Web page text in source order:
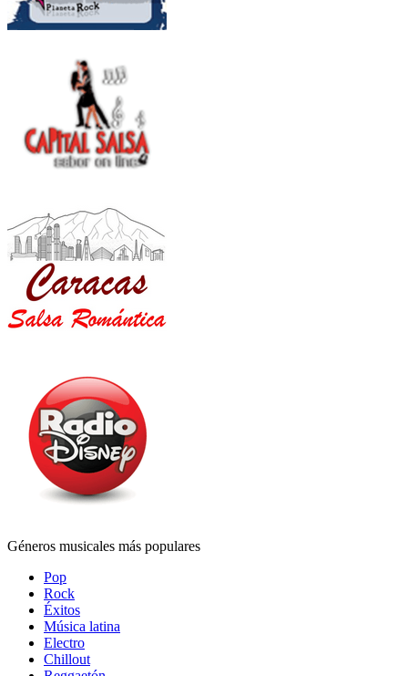
Géneros musicales más populares
Pop
Rock
Éxitos
Música latina
Electro
Chillout